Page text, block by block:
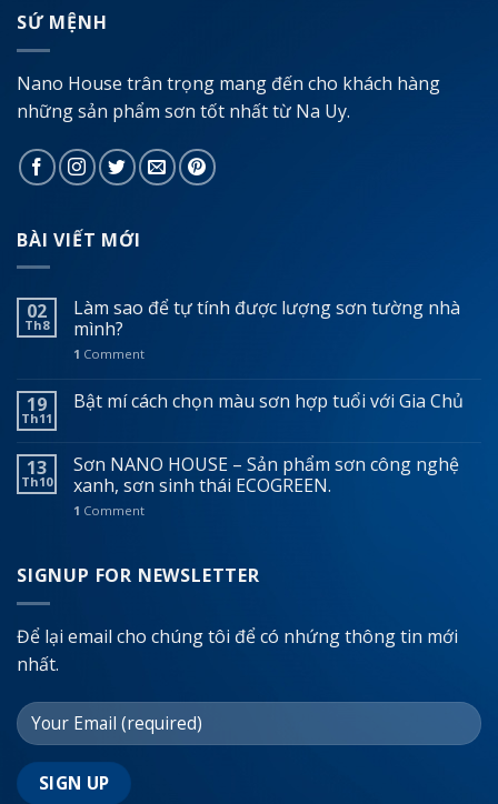
SỨ MỆNH
Nano House trân trọng mang đến cho khách hàng
những sản phẩm sơn tốt nhất từ Na Uy.
BÀI VIẾT MỚI
02
Th8
Làm sao để tự tính được lượng sơn tường nhà
mình?
1 Comment
19
Th11
Bật mí cách chọn màu sơn hợp tuổi với Gia Chủ
13
Th10
Sơn NANO HOUSE – Sản phẩm sơn công nghệ
xanh, sơn sinh thái ECOGREEN.
1 Comment
SIGNUP FOR NEWSLETTER
Để lại email cho chúng tôi để có nhứng thông tin mới
nhất.